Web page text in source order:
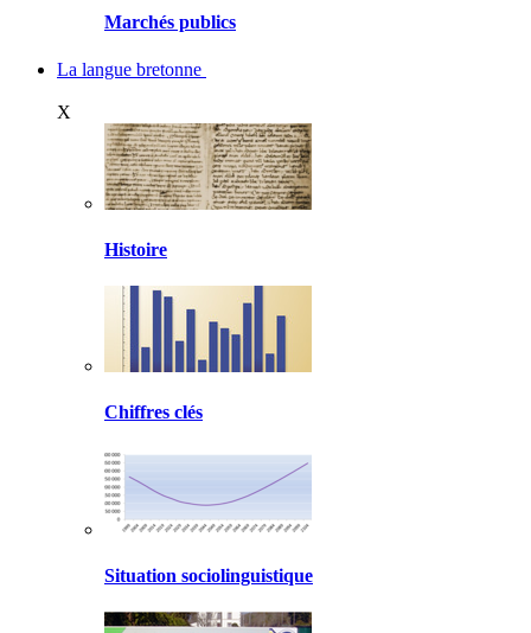
Marchés publics
La langue bretonne
X
Histoire
Chiffres clés
Situation sociolinguistique